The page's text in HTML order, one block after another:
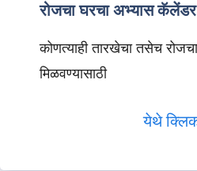
रोजचा घरचा अभ्यास कॅलेंडर
कोणत्याही तारखेचा तसेच
मिळवण्यासाठी
येथे